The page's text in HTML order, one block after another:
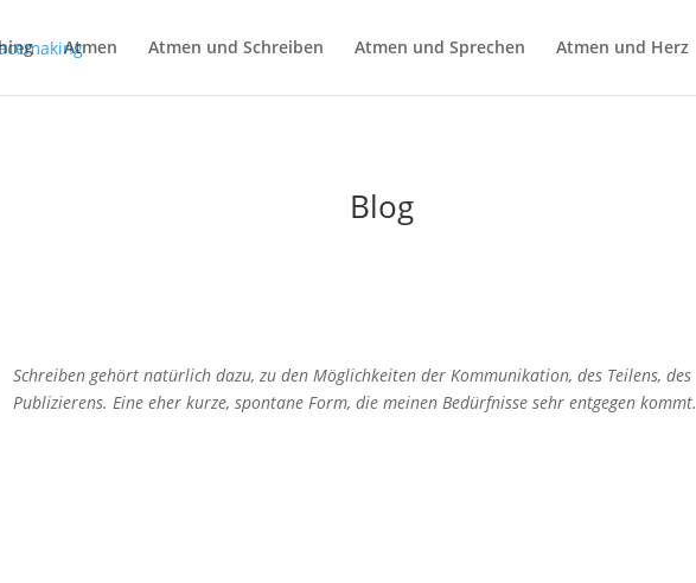
Atmen Atmen und Schreiben Atmen und Sprechen Atmen und Herz
Blog
Schreiben gehört natürlich dazu, zu den Möglichkeiten der Kommunikation, des Teilens, des
Publizierens. Eine eher kurze, spontane Form, die meinen Bedürfnisse sehr entgegen kommt.